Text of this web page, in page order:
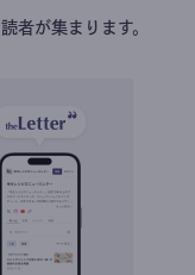
者が集まります。